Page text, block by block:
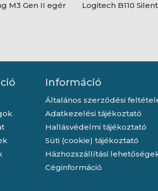
M3 Gen II egér Logitech B110
Információ
Általános szerződési
Adatkezelési tájékoztató
Hallásvédelmi tájékoztató
Süti (cookie) tájékoztató
Házhozszállítási
Céginformáció